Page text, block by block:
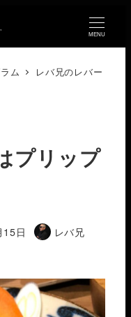
MENU
ム
レバ兄のレバー
プリップ
日
著
レバ兄